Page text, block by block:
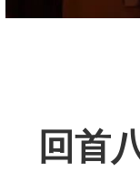
回首